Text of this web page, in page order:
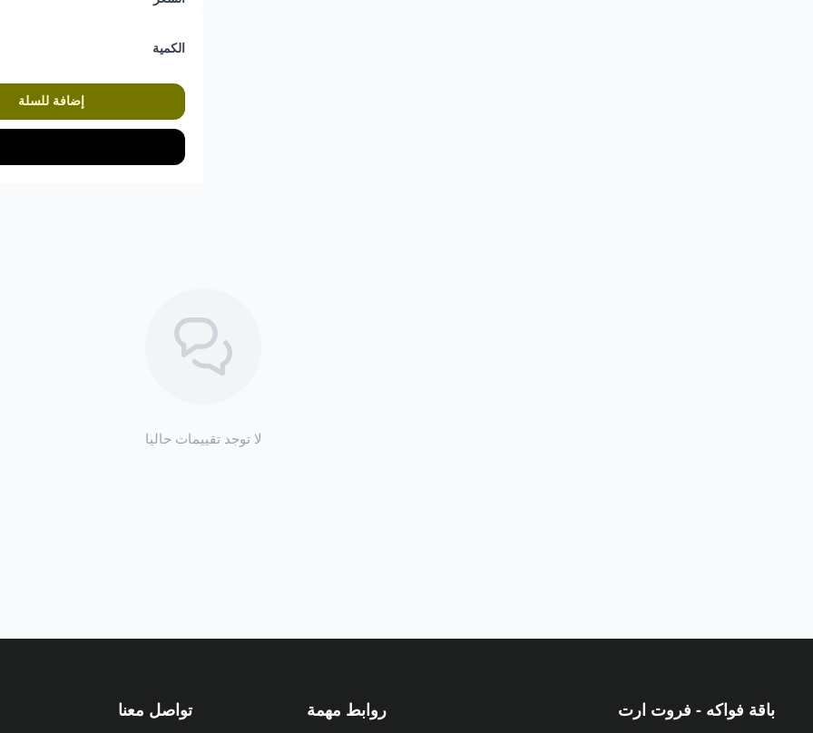
الكمية
إضافة للسلة
لا توجد تقييمات حاليا
باقة فواكه - فروت ارت روابط مهمة تواصل معنا